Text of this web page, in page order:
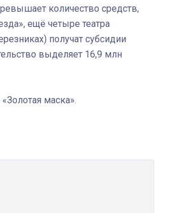
количество средств,
ещё четыре театра
получат субсидии
выделяет 16,9 млн
маска».